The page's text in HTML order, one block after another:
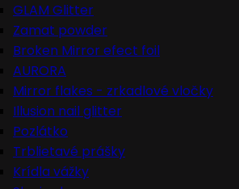
GLAM Glitter
Zamat powder
Broken Mirror efect foil
AURORA
Mirror flakes - zrkadlové vločky
Illusion nail glitter
Pozlátko
Trblietavé prášky
Krídla vážky